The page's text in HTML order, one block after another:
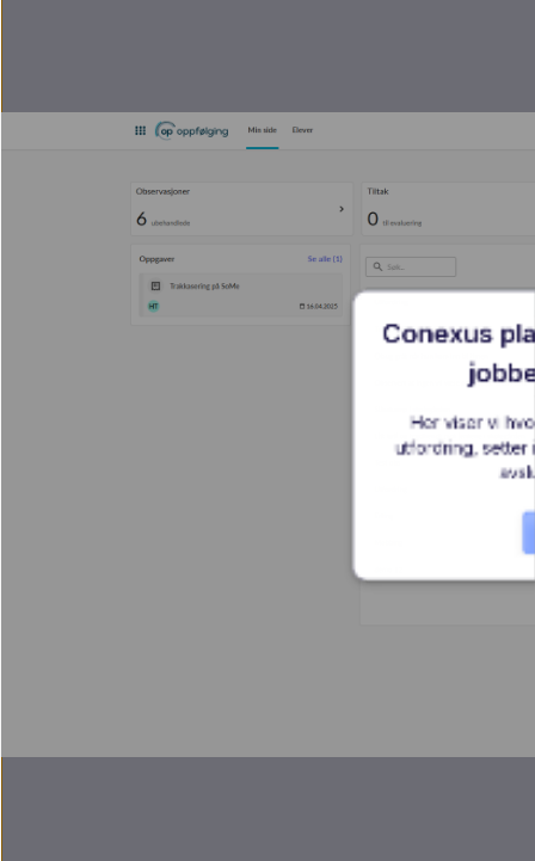
Conexus
Her viser vi
utfordring, setter